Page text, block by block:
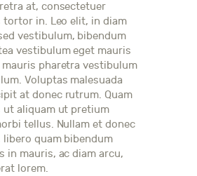
at, consectetuer
tortor in. Leo elit, in diam
vestibulum, bibendum
vestibulum eget mauris
pharetra vestibulum
Voluptas malesuada
at donec rutrum. Quam
ut aliquam ut pretium
tellus. Nullam et donec
quam bibendum
in mauris, ac diam arcu,
lorem.